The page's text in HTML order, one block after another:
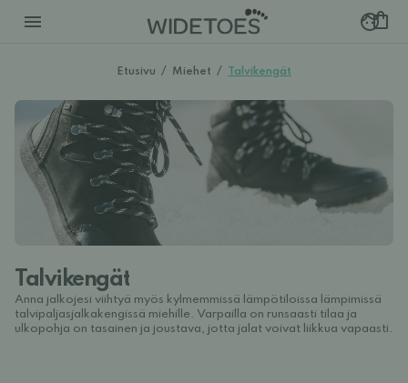
Etusivu / Miehet / Talvikengät
Talvikengät
Anna jalkojesi viihtyä myös kylmemmissä lämpötiloissa lämpimissä
talvipaljasjalkakengissä miehille. Varpailla on runsaasti tilaa ja
ulkopohja on tasainen ja joustava, jotta jalat voivat liikkua vapaasti.